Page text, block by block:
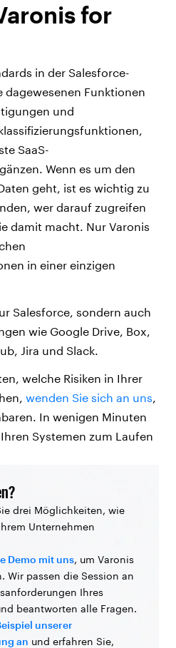
for
in der Salesforce-
Funktionen
und
SaaS-
Wenn es um den
geht, ist es wichtig zu
wer darauf zugreifen
damit macht. Nur Varonis
in einer einzigen
Salesforce, sondern auch
wie Google Drive, Box,
Jira und Slack.
welche Risiken in Ihrer
wenden Sie sich an uns
In wenigen Minuten
Systemen zum Laufen
drei Möglichkeiten, wie
Unternehmen
Demo mit uns, um Varonis
Wir passen die Session an
Ihres
beantworten alle Fragen.
unserer
an und erfahren Sie,